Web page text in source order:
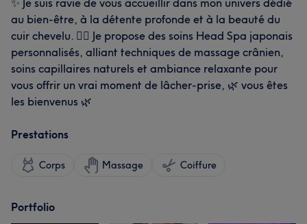
✨ Je suis ravie de vous accueillir dans mon univers dédié
au bien-être, à la détente profonde et à la beauté du
cuir chevelu. 💆‍♀️ Je propose des soins Head Spa japonais
personnalisés, alliant techniques de massage crânien,
soins capillaires naturels et ambiance relaxante pour
vous offrir un vrai moment de lâcher-prise, 🌿 vous êtes
les bienvenus 🌿
Prestations
Corps Massage Coiffure
Portfolio